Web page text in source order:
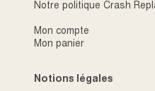
Notre politique Crash
Mon compte
Mon panier
Notions légales